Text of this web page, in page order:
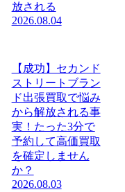
放される
2026.08.04
【成功】セカンド
ストリートブラン
ド出張買取で悩み
から解放される事
実！たった3分で
予約して高価買取
を確定しません
か？
2026.08.03